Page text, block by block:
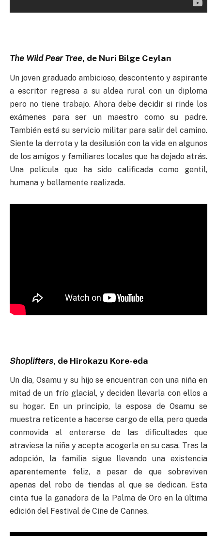
The Wild Pear Tree, de Nuri Bilge Ceylan
Un joven graduado ambicioso, descontento y aspirante
a escritor regresa a su aldea rural con un diploma
pero no tiene trabajo. Ahora debe decidir si rinde los
exámenes para ser un maestro como su padre.
También está su servicio militar para salir del camino.
Siente la derrota y la desilusión con la vida en algunos
de los amigos y familiares locales que ha dejado atrás.
Una película que ha sido calificada como gentil,
humana y bellamente realizada.
Shoplifters, de Hirokazu Kore-eda
Un día, Osamu y su hijo se encuentran con una niña en
mitad de un frío glacial, y deciden llevarla con ellos a
su hogar. En un principio, la esposa de Osamu se
muestra reticente a hacerse cargo de ella, pero queda
conmovida al enterarse de las dificultades que
atraviesa la niña y acepta acogerla en su casa. Tras la
adopción, la familia sigue llevando una existencia
aparentemente feliz, a pesar de que sobreviven
apenas del robo de tiendas al que se dedican. Esta
cinta fue la ganadora de la Palma de Oro en la última
edición del Festival de Cine de Cannes.